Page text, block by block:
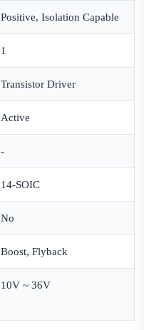
Positive, Isolation Capable
1
Transistor Driver
Active
-
14-SOIC
No
Boost, Flyback
10V ~ 36V